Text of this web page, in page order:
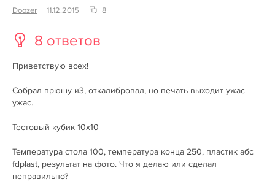
Doozer 11.12.2015 8
8 ответов
Приветствую всех!
Собрал прюшу и3, откалибровал, но печать выходит ужас
ужас.
Тестовый кубик 10х10
Температура стола 100, температура конца 250, пластик абс
fdplast, результат на фото. Что я делаю или сделал
неправильно?